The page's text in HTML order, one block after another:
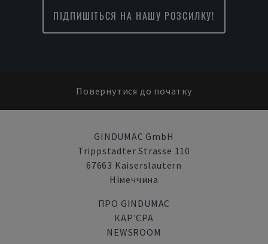
ПІДПИШІТЬСЯ НА НАШУ РОЗСИЛКУ!
Повернутися до початку
GINDUMAC GmbH
Trippstadter Strasse 110
67663 Kaiserslautern
Німеччина
ПРО GINDUMAC
КАР'ЄРА
NEWSROOM